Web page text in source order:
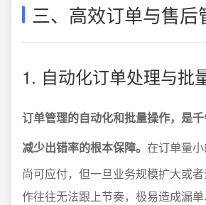
三、高效订单与售后
1. 自动化订单处理与批
订单管理的自动化和批量操作，是千
减少出错率的根本保障。 在订单量
尚可应付，但一旦业务规模扩大或
作往往无法跟上节奏，极易造成漏